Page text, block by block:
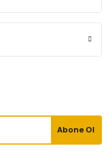
Abone Ol